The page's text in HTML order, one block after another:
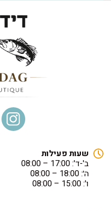
שעות פעילות
ב'-ד': 17:00 – 08:00
ה׳: 18:00 – 08:00
ו': 15:00 – 08:00